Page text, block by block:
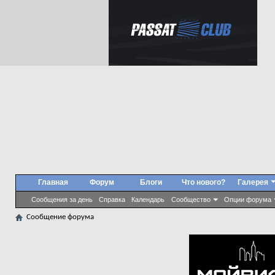
Главная Форум
Сообщения за день Справка Календарь Сообщество Опции форума
Блоги Что нового? Галерея
Сообщение форума